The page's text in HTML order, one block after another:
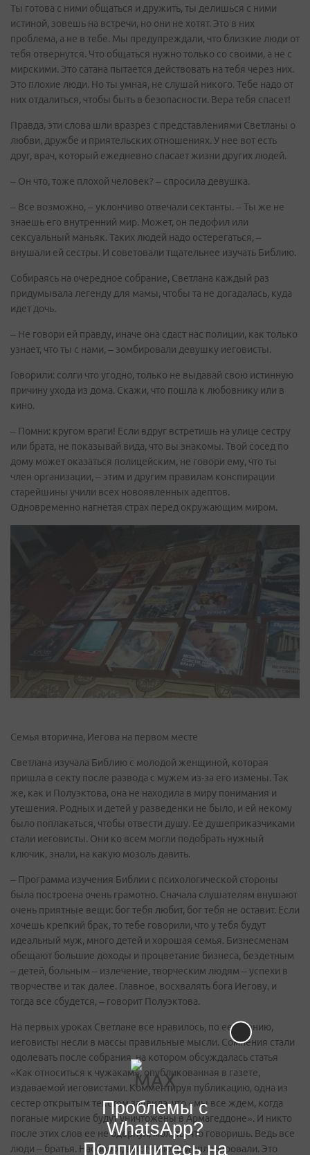
Ты готова с ними общаться и дружить, ты делишься с ними
истиной, зовешь на встречи, но они не хотят. Это в них
проблема, а не в тебе. Мы предупреждали, что близкие люди от
тебя отвернутся. Что общаться нужно только со своими, а не с
мирскими. Это сатана пытается действовать на тебя через них.
Это плохие люди. Но ты умная, не слушай никого. Тебе надо от
них отдалиться, чтобы быть в безопасности. Вера тебя спасет!
Правда, эти слова шли вразрез с представлениями Светланы о
любви, дружбе и приятельских отношениях. У нее вот есть
друг, врач, который ежедневно спасает жизни других людей.
– Он что, тоже плохой человек? – спросила девушка.
– Все возможно, – уклончиво отвечали сектанты. – Ты же не
знаешь его внутренний мир. Может, он педофил или
сексуальный маньяк. Таких людей надо остерегаться, –
внушали ей сестры. И советовали тщательнее изучать Библию.
Собираясь на очередное собрание, Светлана каждый раз
придумывала легенду для мамы, чтобы та не догадалась, куда
идет дочь.
– Не говори ей правду, иначе она сдаст нас полиции, как только
узнает, что ты с нами, – зомбировали девушку иеговисты.
Говорили: солги что угодно, только не выдавай свою истинную
причину ухода из дома. Скажи, что пошла к любовнику или в
кино.
– Помни: кругом враги! Если вдруг встретишь на улице сестру
или брата, не показывай вида, что вы знакомы. Твой сосед по
дому может оказаться полицейским, не говори ему, что ты
член организации, – этим и другим правилам конспирации
старейшины учили всех новоявленных адептов.
Одновременно нагнетая страх перед окружающим миром.
Семья вторична, Иегова на первом месте
Светлана изучала Библию с молодой женщиной, которая
пришла в секту после развода с мужем из-за его измены. Так
же, как и Полуэктова, она не находила в миру понимания и
утешения. Родных и детей у разведенки не было, и ей некому
было поплакаться, чтобы отвести душу. Ее душеприказчиками
стали иеговисты. Они ко всем могли подобрать нужный
ключик, знали, на какую мозоль давить.
– Программа изучения Библии с психологической стороны
была построена очень грамотно. Сначала слушателям внушают
очень приятные вещи: бог тебя любит, бог тебя не оставит. Если
хочешь крепкий брак, то тебе говорили, что у тебя будут
идеальный муж, много детей и хорошая семья. Бизнесменам
обещают большие доходы и процветание бизнеса, бездетным
– детей, больным – излечение, творческим людям – успехи в
творчестве и так далее. Главное, восхвалять бога Иегову, и
тогда все сбудется, – говорит Полуэктова.
На первых уроках Светлане все нравилось, по ее мнению,
иеговисты несли в массы правильные мысли. Сомнения стали
одолевать после собрания, на котором обсуждалась статья
«Как относиться к чужакам», опубликованная в газете,
издаваемой иеговистами. Комментируя публикацию, одна из
сестер открытым текстом заявила, что «мы все ждем, когда
поганые мирские будут уничтожены в Армагеддоне». И никто
после этих слов ее не одернул, мол, ты что говоришь. Ведь все
люди – братья. Наоборот, выступающей аплодировали. Это
Проблемы с
WhatsApp?
Подпишитесь на